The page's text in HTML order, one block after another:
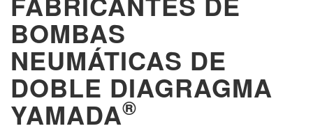
BOMBAS
NEUMÁTICAS DE
DOBLE DIAGRAGMA
YAMADA®